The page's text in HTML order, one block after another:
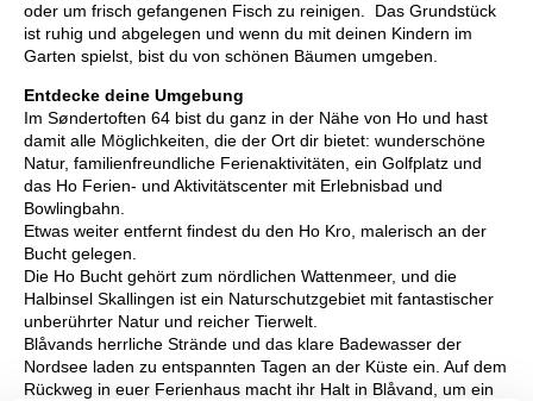
oder um frisch gefangenen Fisch zu reinigen. Das Grundstück
ist ruhig und abgelegen und wenn du mit deinen Kindern im
Garten spielst, bist du von schönen Bäumen umgeben.
Entdecke deine Umgebung
Im Søndertoften 64 bist du ganz in der Nähe von Ho und hast
damit alle Möglichkeiten, die der Ort dir bietet: wunderschöne
Natur, familienfreundliche Ferienaktivitäten, ein Golfplatz und
das Ho Ferien- und Aktivitätscenter mit Erlebnisbad und
Bowlingbahn.
Etwas weiter entfernt findest du den Ho Kro, malerisch an der
Bucht gelegen.
Die Ho Bucht gehört zum nördlichen Wattenmeer, und die
Halbinsel Skallingen ist ein Naturschutzgebiet mit fantastischer
unberührter Natur und reicher Tierwelt.
Blåvands herrliche Strände und das klare Badewasser der
Nordsee laden zu entspannten Tagen an der Küste ein. Auf dem
Rückweg in euer Ferienhaus macht ihr Halt in Blåvand, um ein